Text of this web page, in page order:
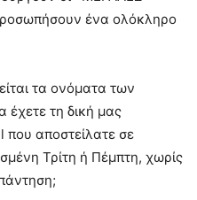
ένα ολόκληρο
τα ονόματα των
έχετε τη δική μας
αποστείλατε σε
Τρίτη ή Πέμπτη, χωρίς